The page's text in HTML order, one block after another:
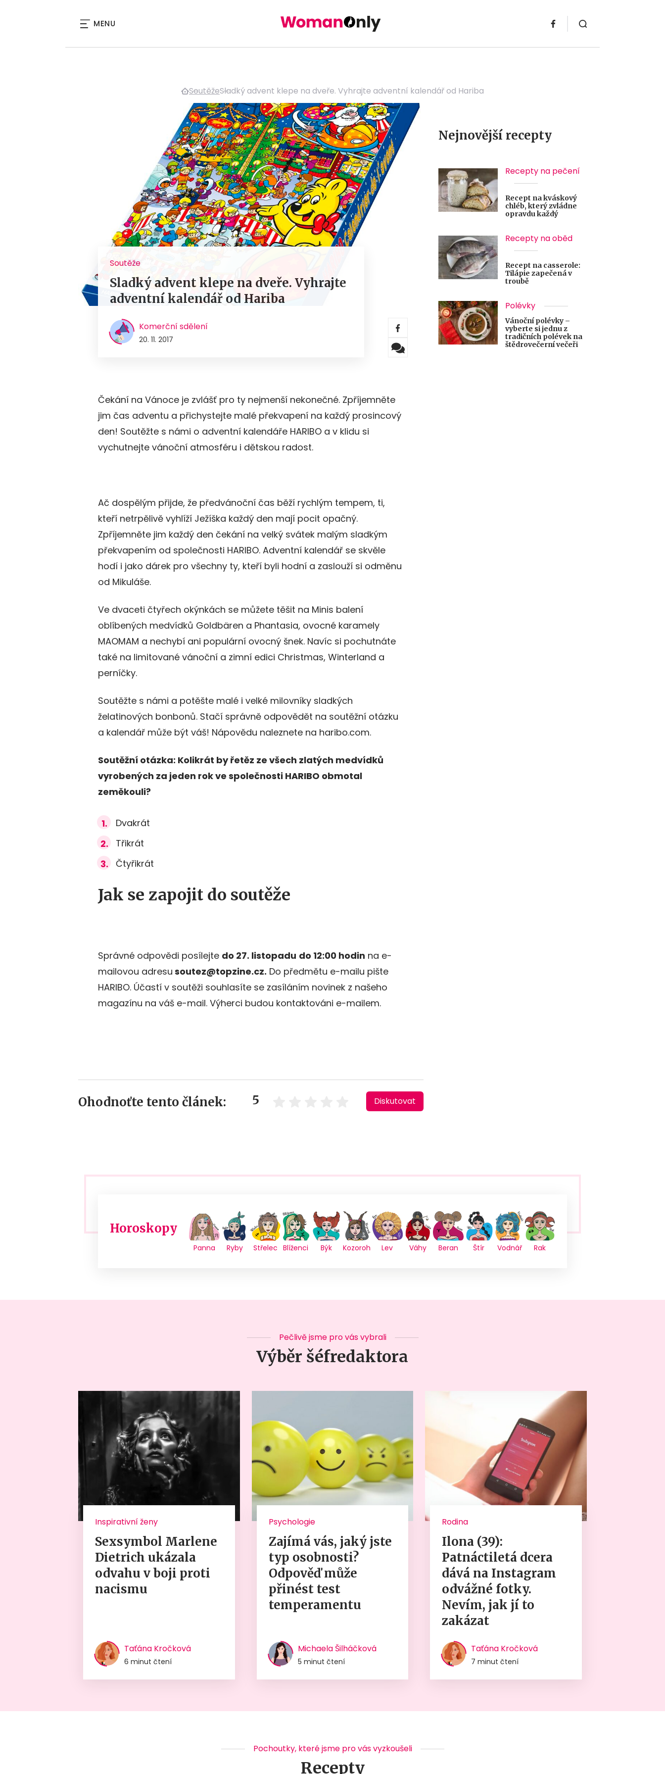
MENU
SoutěžeSladký advent klepe na dveře. Vyhrajte adventní kalendář od Hariba
Soutěže
Sladký advent klepe na dveře. Vyhrajte
adventní kalendář od Hariba
Komerční sdělení
20. 11. 2017
Čekání na Vánoce je zvlášť pro ty nejmenší nekonečné. Zpříjemněte
jim čas adventu a přichystejte malé překvapení na každý prosincový
den! Soutěžte s námi o adventní kalendáře HARIBO a v klidu si
vychutnejte vánoční atmosféru i dětskou radost.
Ač dospělým přijde, že předvánoční čas běží rychlým tempem, ti,
kteří netrpělivě vyhlíží Ježíška každý den mají pocit opačný.
Zpříjemněte jim každý den čekání na velký svátek malým sladkým
překvapením od společnosti HARIBO. Adventní kalendář se skvěle
hodí i jako dárek pro všechny ty, kteří byli hodní a zaslouží si odměnu
od Mikuláše.
Ve dvaceti čtyřech okýnkách se můžete těšit na Minis balení
oblíbených medvídků Goldbären a Phantasia, ovocné karamely
MAOMAM a nechybí ani populární ovocný šnek. Navíc si pochutnáte
také na limitované vánoční a zimní edici Christmas, Winterland a
perníčky.
Soutěžte s námi a potěšte malé i velké milovníky sladkých
želatinových bonbonů. Stačí správně odpovědět na soutěžní otázku
a kalendář může být váš! Nápovědu naleznete na haribo.com.
Soutěžní otázka: Kolikrát by řetěz ze všech zlatých medvídků
vyrobených za jeden rok ve společnosti HARIBO obmotal
zeměkouli?
Dvakrát
Třikrát
Čtyřikrát
Jak se zapojit do soutěže
Správné odpovědi posílejte do 27. listopadu do 12:00 hodin na e-
mailovou adresu soutez@topzine.cz. Do předmětu e-mailu pište
HARIBO. Účastí v soutěži souhlasíte se zasíláním novinek z našeho
magazínu na váš e-mail. Výherci budou kontaktováni e-mailem.
Ohodnoťte tento článek: 5 Diskutovat
Nejnovější recepty
Recepty na pečení
Recept na kváskový
chléb, který zvládne
opravdu každý
Recepty na oběd
Recept na casserole:
Tilápie zapečená v
troubě
Polévky
Vánoční polévky –
vyberte si jednu z
tradičních polévek na
štědrovečerní večeři
Horoskopy
Panna Ryby Střelec Blíženci Býk Kozoroh Lev Váhy Beran Štír Vodnář Rak
Pečlivě jsme pro vás vybrali
Výběr šéfredaktora
Inspirativní ženy
Sexsymbol Marlene
Dietrich ukázala
odvahu v boji proti
nacismu
Taťána Kročková
6 minut čtení
Psychologie
Zajímá vás, jaký jste
typ osobnosti?
Odpověď může
přinést test
temperamentu
Michaela Šilháčková
5 minut čtení
Rodina
Ilona (39):
Patnáctiletá dcera
dává na Instagram
odvážné fotky.
Nevím, jak jí to
zakázat
Taťána Kročková
7 minut čtení
Pochoutky, které jsme pro vás vyzkoušeli
Recepty